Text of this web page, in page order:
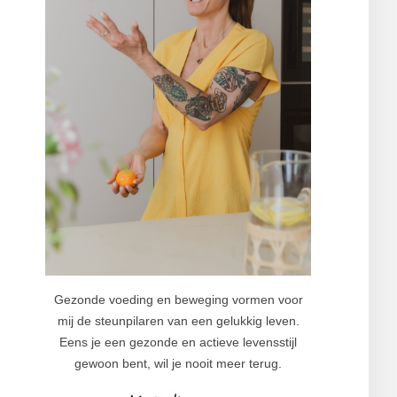
Gezonde voeding en beweging vormen voor
mij de steunpilaren van een gelukkig leven.
Eens je een gezonde en actieve levensstijl
gewoon bent, wil je nooit meer terug.